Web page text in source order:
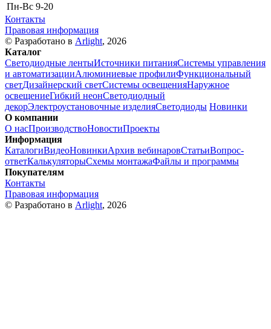
Пн-Вс 9-20
Контакты
Правовая информация
© Разработано в Arlight, 2026
Каталог
Светодиодные лентыИсточники питанияСистемы управления
и автоматизацииАлюминиевые профилиФункциональный
светДизайнерский светСистемы освещенияНаружное
освещениеГибкий неонСветодиодный
декорЭлектроустановочные изделияСветодиоды Новинки
О компании
О насПроизводствоНовостиПроекты
Информация
КаталогиВидеоНовинкиАрхив вебинаровСтатьиВопрос-
ответКалькуляторыСхемы монтажаФайлы и программы
Покупателям
Контакты
Правовая информация
© Разработано в Arlight, 2026